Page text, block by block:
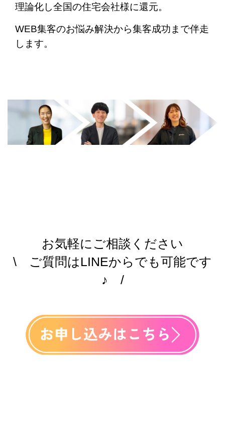
理論化し全国の住宅会社様に還元。
WEB集客のお悩み解決から集客成功まで伴走
します。
お気軽にご相談ください
\ ご質問はLINEからでも可能です
♪ /